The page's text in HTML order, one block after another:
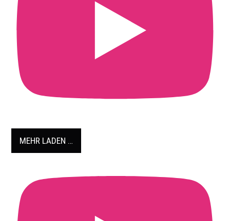
MEHR LADEN …